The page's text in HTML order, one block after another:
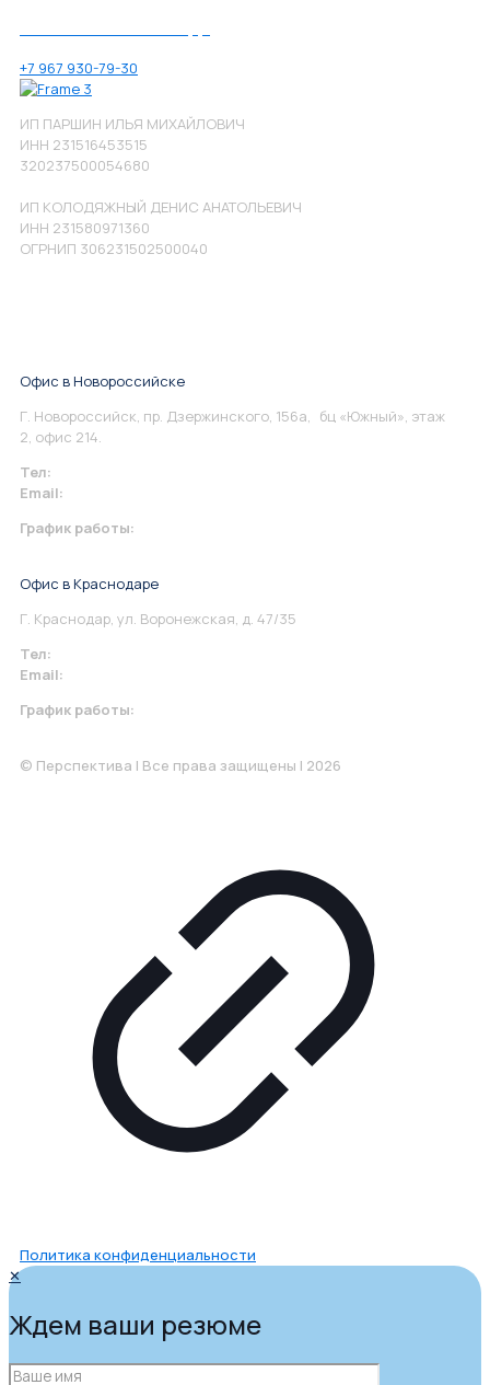
+7 967 930-79-30
ИП ПАРШИН ИЛЬЯ МИХАЙЛОВИЧ
ИНН 231516453515
320237500054680
ИП КОЛОДЯЖНЫЙ ДЕНИС АНАТОЛЬЕВИЧ
ИНН 231580971360
ОГРНИП 306231502500040
Офис в Новороссийске
Г. Новороссийск, пр. Дзержинского, 156а, бц «Южный», этаж
2, офис 214.
Тел:
Email:
График работы:
Офис в Краснодаре
Г. Краснодар, ул. Воронежская, д. 47/35
Тел:
Email:
График работы:
© Перспектива | Все права защищены | 2026
Политика конфиденциальности
✕
Ждем ваши резюме